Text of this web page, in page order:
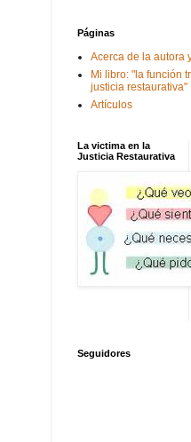
Páginas
Acerca de la autora
Mi libro: "la función
justicia restaurativa"
Artículos
La victima en la
Justicia Restaurativa
Seguidores